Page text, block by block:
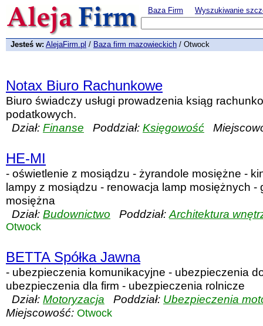
Baza Firm Wyszukiwanie
Jesteś w: AlejaFirm.pl / Baza firm mazowieckich / Otwock
Notax Biuro Rachunkowe
Biuro świadczy usługi prowadzenia ksiąg
podatkowych.
Dział: Finanse Poddział: Księgowość
HE-MI
- oświetlenie z mosiądzu - żyrandole mosiężne -
lampy z mosiądzu - renowacja lamp mosiężnych -
mosiężna
Dział: Budownictwo Poddział: Architektura
Otwock
BETTA Spółka Jawna
- ubezpieczenia komunikacyjne - ubezpieczenia
ubezpieczenia dla firm - ubezpieczenia rolnicze
Dział: Motoryzacja Poddział: Ubezpieczenia
Miejscowość: Otwock